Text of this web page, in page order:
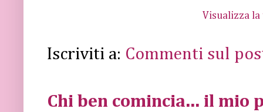
Visualizza
Iscriviti a: Commenti sul
Chi ben comincia... il